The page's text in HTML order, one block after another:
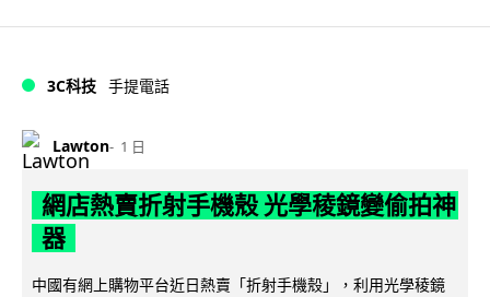
3C科技 手提電話
Lawton 1 日
網店熱賣折射手機殼 光學稜鏡變偷拍神
器
中國有網上購物平台近日熱賣「折射手機殼」，利用光學稜鏡